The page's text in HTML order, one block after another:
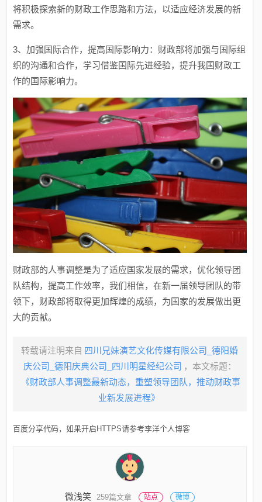
将积极探索新的财政工作思路和方法，以适应经济发展的新
需求。
3、加强国际合作，提高国际影响力：财政部将加强与国际组
织的沟通和合作，学习借鉴国际先进经验，提升我国财政工
作的国际影响力。
财政部的人事调整是为了适应国家发展的需求，优化领导团
队结构，提高工作效率，我们相信，在新一届领导团队的带
领下，财政部将取得更加辉煌的成绩，为国家的发展做出更
大的贡献。
转载请注明来自 四川兄妹演艺文化传媒有限公司_德阳婚
庆公司_德阳庆典公司_四川明星经纪公司 ，本文标题：
《财政部人事调整最新动态，重塑领导团队，推动财政事
业新发展进程》
百度分享代码，如果开启HTTPS请参考李洋个人博客
微浅笑 259篇文章 站点 微博